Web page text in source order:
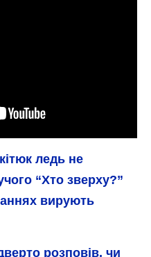
систему. Як
тіло поступово